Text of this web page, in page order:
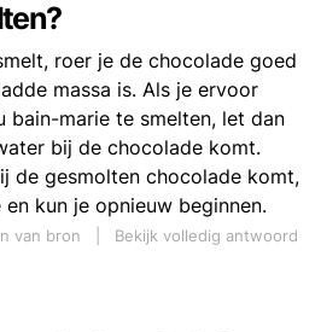
roer je de chocolade goed
massa is. Als je ervoor
bain-marie te smelten, let dan
bij de chocolade komt.
de gesmolten chocolade komt,
kun je opnieuw beginnen.
van bron
Bekijk volledig antwoord